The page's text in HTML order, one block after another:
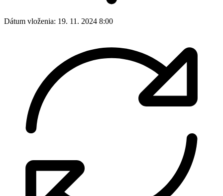
Dátum vloženia: 19. 11. 2024 8:00